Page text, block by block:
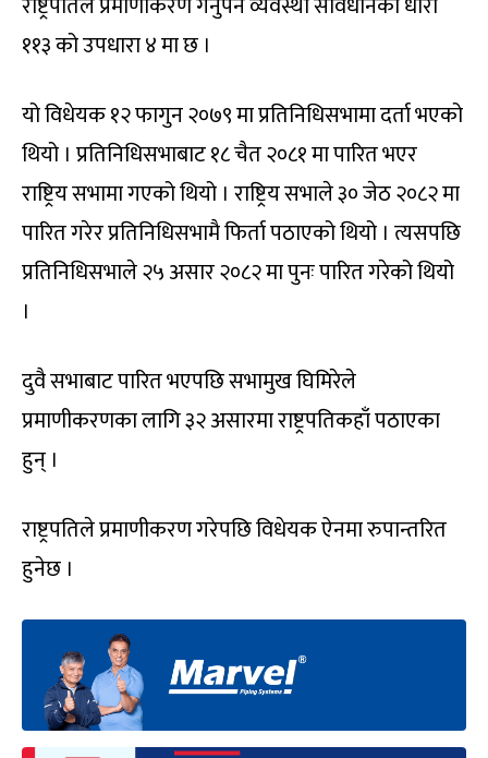
११३ को उपधारा ४ मा छ ।
यो विधेयक १२ फागुन २०७९ मा प्रतिनिधिसभामा दर्ता भएको
थियो । प्रतिनिधिसभाबाट १८ चैत २०८१ मा पारित भएर
राष्ट्रिय सभामा गएको थियो । राष्ट्रिय सभाले ३० जेठ २०८२ मा
पारित गरेर प्रतिनिधिसभामै फिर्ता पठाएको थियो । त्यसपछि
प्रतिनिधिसभाले २५ असार २०८२ मा पुनः पारित गरेको थियो
।
दुवै सभाबाट पारित भएपछि सभामुख घिमिरेले
प्रमाणीकरणका लागि ३२ असारमा राष्ट्रपतिकहाँ पठाएका
हुन् ।
राष्ट्रपतिले प्रमाणीकरण गरेपछि विधेयक ऐनमा रुपान्तरित
हुनेछ ।